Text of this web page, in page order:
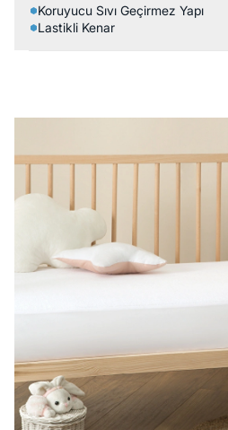
Koruyucu Sıvı Geçirmez Yapı
Lastikli Kenar